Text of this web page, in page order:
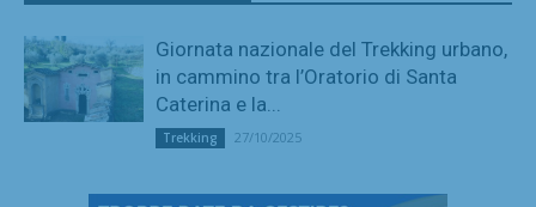
Giornata nazionale del Trekking urbano,
in cammino tra l’Oratorio di Santa
Caterina e la...
Trekking 27/10/2025